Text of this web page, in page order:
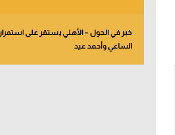
خبر في الجول – الأهلي يستقر على استمرار
الساعي وأحمد عيد